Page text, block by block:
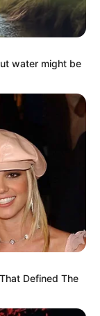
water might be
Defined The